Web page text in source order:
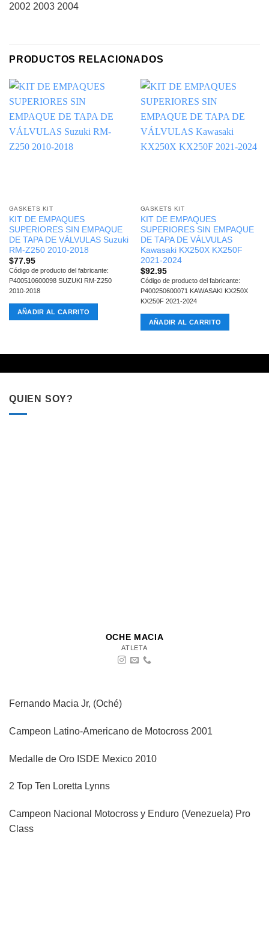
2002 2003 2004
PRODUCTOS RELACIONADOS
GASKETS KIT
KIT DE EMPAQUES
SUPERIORES SIN EMPAQUE
DE TAPA DE VÁLVULAS Suzuki
RM-Z250 2010-2018
$77.95
Código de producto del fabricante:
P400510600098 SUZUKI RM-Z250
2010-2018
AÑADIR AL CARRITO
GASKETS KIT
KIT DE EMPAQUES
SUPERIORES SIN EMPAQUE
DE TAPA DE VÁLVULAS
Kawasaki KX250X KX250F
2021-2024
$92.95
Código de producto del fabricante:
P400250600071 KAWASAKI KX250X
KX250F 2021-2024
AÑADIR AL CARRITO
QUIEN SOY?
OCHE MACIA
ATLETA
Fernando Macia Jr, (Oché)
Campeon Latino-Americano de Motocross 2001
Medalle de Oro ISDE Mexico 2010
2 Top Ten Loretta Lynns
Campeon Nacional Motocross y Enduro (Venezuela) Pro
Class